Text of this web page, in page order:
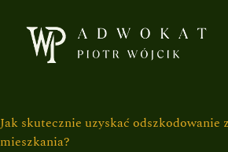
Jak skutecznie uzyskać odszkodowanie
mieszkania?